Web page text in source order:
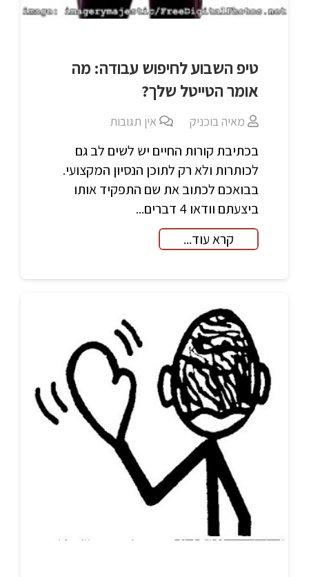
טיפ השבוע לחיפוש עבודה: מה
אומר הטייטל שלך?
מאיה בוכניק אין תגובות
בכתיבת קורות החיים יש לשים לב גם
לכותרות ולא רק לתוכן הנסיון המקצועי.
בבואכם לכתוב את שם התפקיד אותו
ביצעתם וודאו 4 דברים...
קרא עוד...